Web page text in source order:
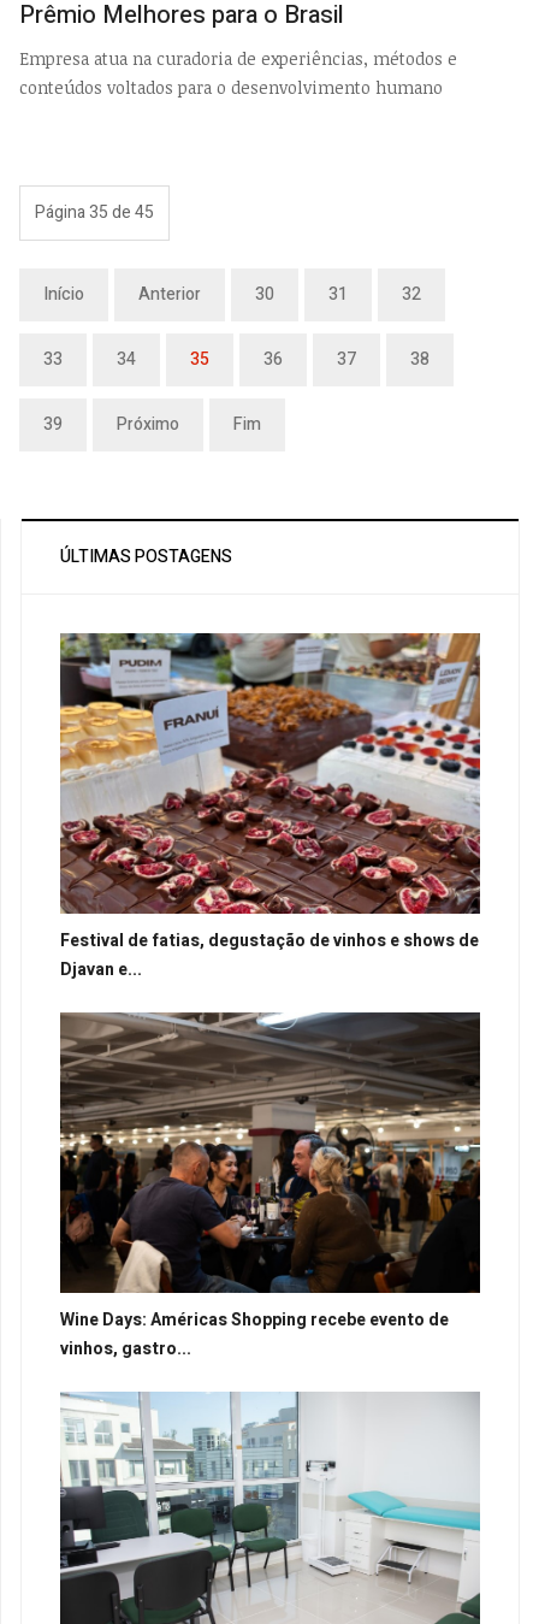
Prêmio Melhores para o Brasil
Empresa atua na curadoria de experiências, métodos e
conteúdos voltados para o desenvolvimento humano
Página 35 de 45
Início Anterior 30 31 32
33 34 35 36 37 38
39 Próximo Fim
ÚLTIMAS POSTAGENS
Festival de fatias, degustação de vinhos e shows de
Djavan e...
Wine Days: Américas Shopping recebe evento de
vinhos, gastro...